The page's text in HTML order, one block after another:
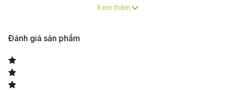
Thành phần nguồn gốc thực vật : Sản phẩm chứa 100% chất làm
không gây kích ứng.
Loại bỏ vết bẩn cứng đầu
An toàn cho cả rau củ
còn có thể dùng để khử khuẩn an toàn rau củ và thức ăn sống, đảm
bảo vệ sinh cho bữa ăn của bé.
Xem thêm
Đánh giá sản phẩm